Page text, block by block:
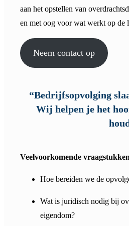
aan het opstellen van
en met oog voor wat werkt op de
Neem contact op
“Bedrijfsopvolging
Wij helpen je het
Veelvoorkomende
Hoe bereiden we de
Wat is juridisch nodig bij
eigendom?